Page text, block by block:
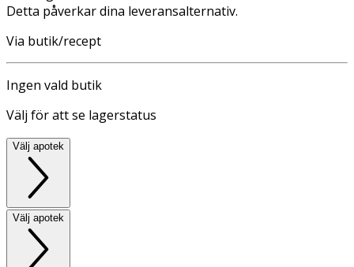
Detta påverkar dina leveransalternativ.
Via butik/recept
Ingen vald butik
Välj för att se lagerstatus
Välj apotek
Välj apotek